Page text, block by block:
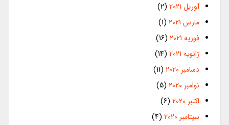
آوریل 2021
(2)
مارس 2021
(1)
فوریه 2021
(16)
ژانویه 2021
(14)
دسامبر 2020
(11)
نوامبر 2020
(5)
اکتبر 2020
(6)
سپتامبر 2020
(4)